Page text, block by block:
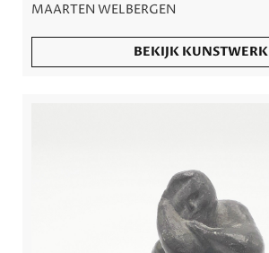
MAARTEN WELBERGEN
BEKIJK KUNSTWERK